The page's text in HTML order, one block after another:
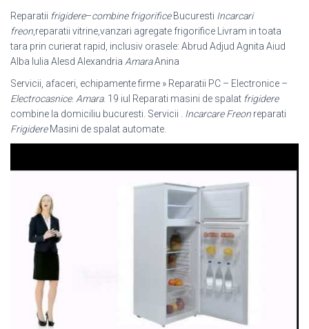
Reparatii frigidere–combine frigorificeBucuresti Incarcari
freon ,reparatii vitrine,vanzari agregate frigorifice Livram in toata
tara prin curierat rapid, inclusiv orasele: Abrud Adjud Agnita Aiud
Alba Iulia Alesd Alexandria AmaraAnina
Servicii, afaceri, echipamente firme » Reparatii PC – Electronice –
Electrocasnice. Amara. 19 iul Reparati masini de spalat frigidere
combine la domiciliu bucuresti. Servicii . Incarcare Freon reparati
FrigidereMasini de spalat automate.